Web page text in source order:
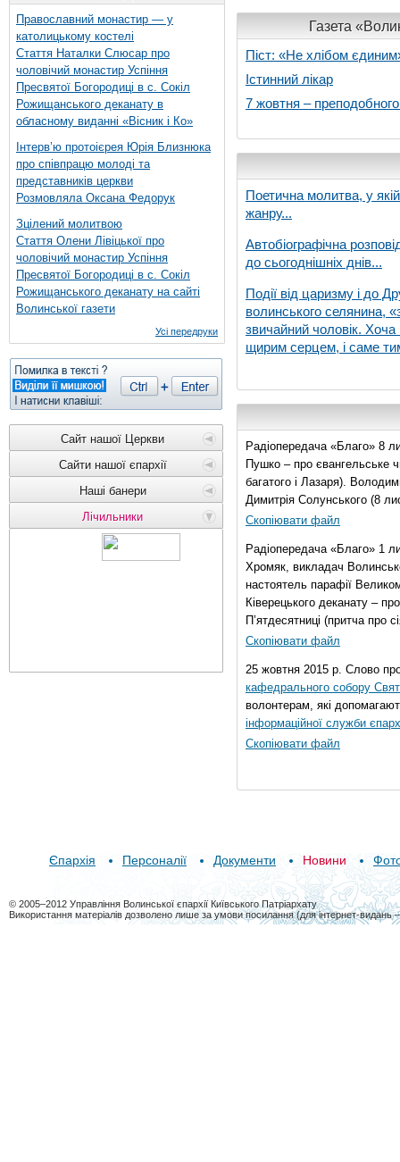
Православний монастир — у
католицькому костелі
Стаття Наталки Слюсар про
чоловічий монастир Успіння
Пресвятої Богородиці в с. Сокіл
Рожищанського деканату в
обласному виданні «Вісник і Ко»
Інтерв’ю протоієрея Юрія Близнюка
про співпрацю молоді та
представників церкви
Розмовляла Оксана Федорук
Зцілений молитвою
Стаття Олени Лівіцької про
чоловічий монастир Успіння
Пресвятої Богородиці в с. Сокіл
Рожищанського деканату на сайті
Волинської газети
Усі передруки
Сайт нашої Церкви
Сайти нашої єпархії
Наші банери
Лічильники
Газета
Піст: «Не хлібом
Істинний лікар
7 жовтня –
Поетична молитва, у
жанру...
Автобіографічна
до сьогоднішніх днів...
Події від царизму і до
волинського селянина,
звичайний чоловік. Хоча
щирим серцем, і саме
Радіопередача «Благо» 8
Пушко – про євангельське
багатого і Лазаря).
Димитрія Солунського (8
Скопіювати файл
Радіопередача «Благо» 1
Хромяк, викладач
настоятель парафії
Ківерецького деканату –
П’ятдесятниці (притча про
Скопіювати файл
25 жовтня 2015 р. Слово
кафедрального собору
волонтерам, які
інформаційної служби
Скопіювати файл
Єпархія Персоналії Документи Новини
© 2005–2012 Управління Волинської єпархії Київського Патріархату
Використання матеріалів дозволено лише за умови посилання (для інтернет-видань